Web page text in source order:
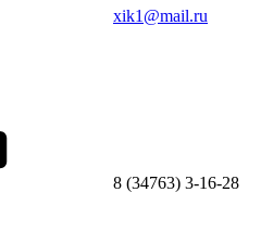
xik1@mail.ru
8 (34763) 3-16-28